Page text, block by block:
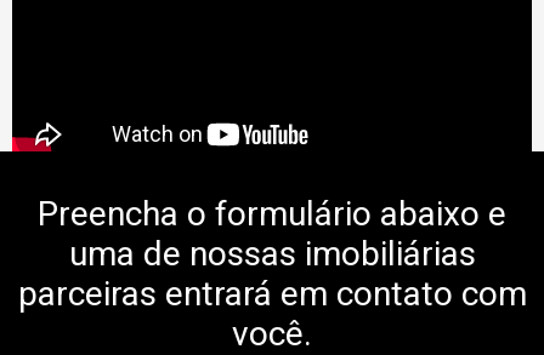
Preencha o formulário abaixo e
uma de nossas imobiliárias
parceiras entrará em contato com
você.